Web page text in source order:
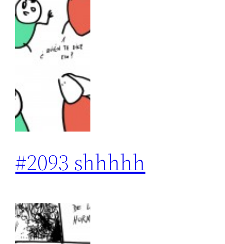
#2093 shhhhh